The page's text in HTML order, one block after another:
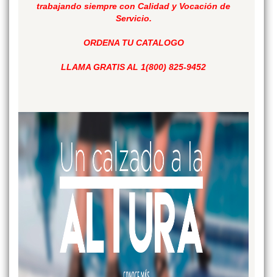
trabajando siempre con Calidad y Vocación de
Servicio.
ORDENA TU CATALOGO
LLAMA GRATIS AL 1(800) 825-9452